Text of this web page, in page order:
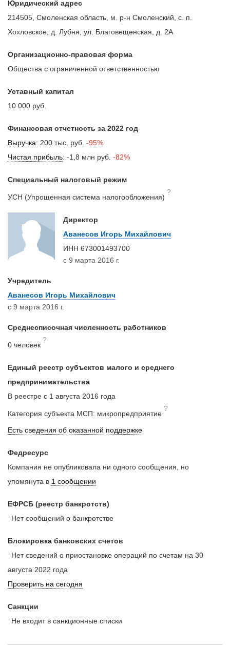
Юридический адрес
214505, Смоленская область, м. р-н Смоленский, с. п.
Хохловское, д. Лубня, ул. Благовещенская, д. 2А
Организационно-правовая форма
Общества с ограниченной ответственностью
Уставный капитал
10 000 руб.
Финансовая отчетность за 2022 год
Выручка: 200 тыс. руб. -95%
Чистая прибыль: -1,8 млн руб. -82%
Специальный налоговый режим
УСН (Упрощенная система налогообложения)
?
Директор
Аванесов Игорь Михайлович
ИНН 673001493700
с 9 марта 2016 г.
Учредитель
Аванесов Игорь Михайлович
с 9 марта 2016 г.
Среднесписочная численность работников
0 человек
?
Единый реестр субъектов малого и среднего
предпринимательства
В реестре с 1 августа 2016 года
Категория субъекта МСП: микропредприятие
?
Есть сведения об оказанной поддержке
Федресурс
Компания не опубликовала ни одного сообщения, но
упомянута в 1 сообщении
ЕФРСБ (реестр банкротств)
Нет сообщений о банкротстве
Блокировка банковских счетов
Нет сведений о приостановке операций по счетам на 30
августа 2022 года
Проверить на сегодня
Санкции
Не входит в санкционные списки